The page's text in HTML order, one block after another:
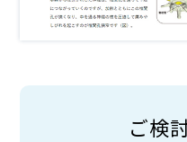
ご検